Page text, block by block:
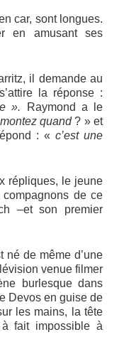
car, sont longues.
en amusant ses
il demande au
la réponse :
».
Raymond a le
quand? » et
: « c’est une
répliques, le jeune
de ce
–et son premier
né de même d’une
venue filmer
burlesque dans
Devos en guise de
les mains, la tête
fait impossible à